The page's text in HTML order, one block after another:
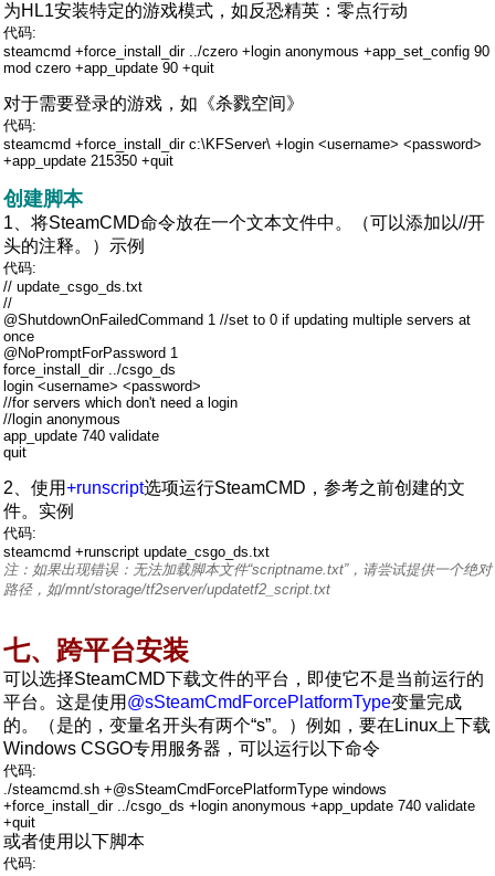
为HL1安装特定的游戏模式，如反恐精英：零点行动
代码:
steamcmd +force_install_dir ../czero +login anonymous +app_set_config 90
mod czero +app_update 90 +quit
对于需要登录的游戏，如《杀戮空间》
代码:
steamcmd +force_install_dir c:\KFServer\ +login <username> <password>
+app_update 215350 +quit
创建脚本
1、将SteamCMD命令放在一个文本文件中。（可以添加以//开
头的注释。）示例
代码:
// update_csgo_ds.txt
//
@ShutdownOnFailedCommand 1 //set to 0 if updating multiple servers at
once
@NoPromptForPassword 1
force_install_dir ../csgo_ds
login <username> <password>
//for servers which don't need a login
//login anonymous
app_update 740 validate
quit
2、使用+runscript选项运行SteamCMD，参考之前创建的文
件。实例
代码:
steamcmd +runscript update_csgo_ds.txt
注：如果出现错误：无法加载脚本文件“scriptname.txt”，请尝试提供一个绝对
路径，如/mnt/storage/tf2server/updatetf2_script.txt
七、跨平台安装
可以选择SteamCMD下载文件的平台，即使它不是当前运行的
平台。这是使用 @sSteamCmdForcePlatformType变量完成
的。（是的，变量名开头有两个“s”。）例如，要在Linux上下载
Windows CSGO专用服务器，可以运行以下命令
代码:
./steamcmd.sh +@sSteamCmdForcePlatformType windows
+force_install_dir ../csgo_ds +login anonymous +app_update 740 validate
+quit
或者使用以下脚本
代码: